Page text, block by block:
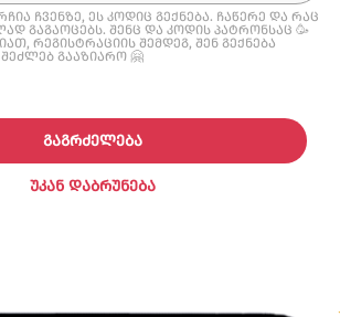
ჩვენზე, ეს კოდიც გექნება. ჩაწერე და რაც
გაგაოცებს. შენც და კოდის პატრონსაც 🥳
რეგისტრაციის შემდეგ, შენ გექნება
გააზიარო 🤗
ᲣᲙᲐᲜ ᲓᲐᲑᲠᲣᲜᲔᲑᲐ
ᲒᲐᲒᲠᲫᲔᲚᲔᲑᲐ